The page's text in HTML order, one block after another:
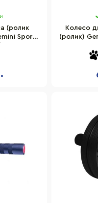
(ролик
Sport
Колесо
(ролик)